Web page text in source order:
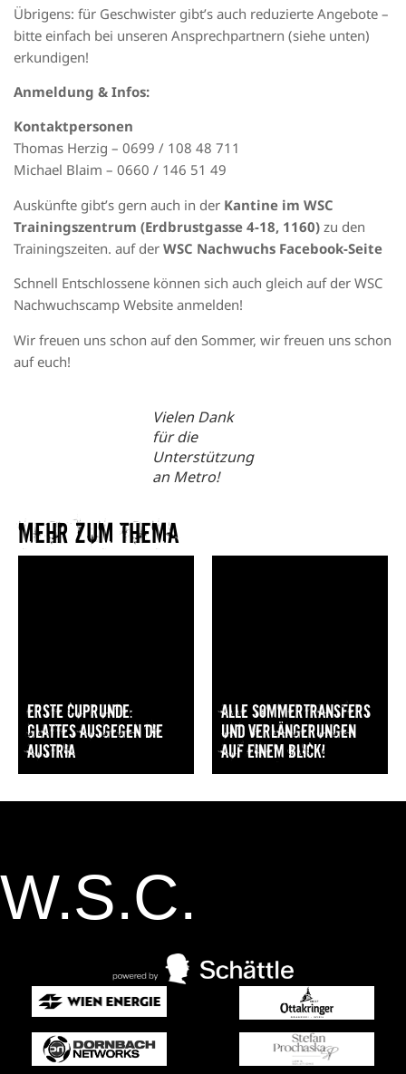
Übrigens: für Geschwister gibt’s auch reduzierte Angebote –
bitte einfach bei unseren Ansprechpartnern (siehe unten)
erkundigen!
Anmeldung & Infos:
Kontaktpersonen
Thomas Herzig – 0699 / 108 48 711
Michael Blaim – 0660 / 146 51 49
Auskünfte gibt’s gern auch in der Kantine im WSC
Trainingszentrum (Erdbrustgasse 4-18, 1160) zu den
Trainingszeiten. auf der WSC Nachwuchs Facebook-Seite
Schnell Entschlossene können sich auch gleich auf der WSC
Nachwuchscamp Website anmelden!
Wir freuen uns schon auf den Sommer, wir freuen uns schon
auf euch!
Vielen Dank
für die
Unterstützung
an Metro!
Mehr zum Thema​
Erste Cuprunde:
Glattes Ausgegen die
Austria
Alle Sommertransfers
und Verlängerungen
auf einem Blick!
W.S.C.